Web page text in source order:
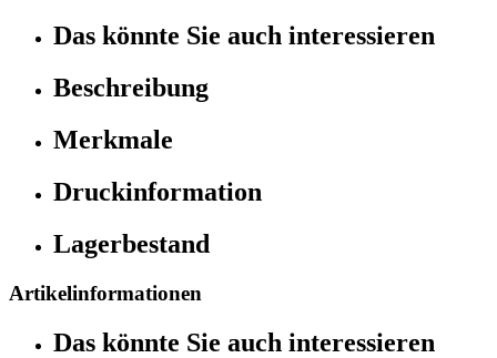
Das könnte Sie auch interessieren
Beschreibung
Merkmale
Druckinformation
Lagerbestand
Artikelinformationen
Das könnte Sie auch interessieren